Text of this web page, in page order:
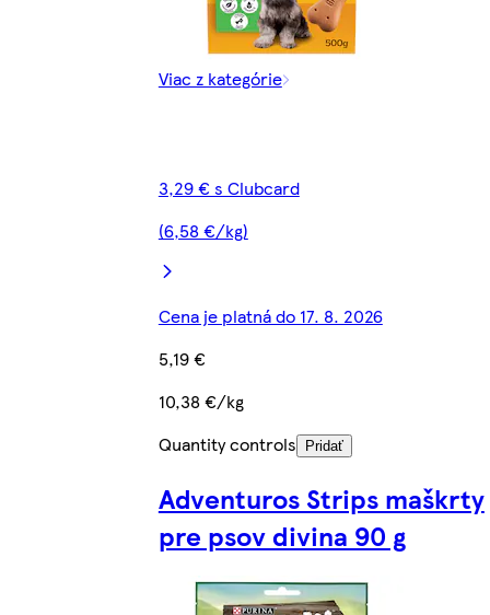
Viac z kategórie
3,29 € s Clubcard
(6,58 €/kg)
Cena je platná do 17. 8. 2026
5,19 €
10,38 €/kg
Quantity controls
Pridať
Adventuros Strips maškrty
pre psov divina 90 g